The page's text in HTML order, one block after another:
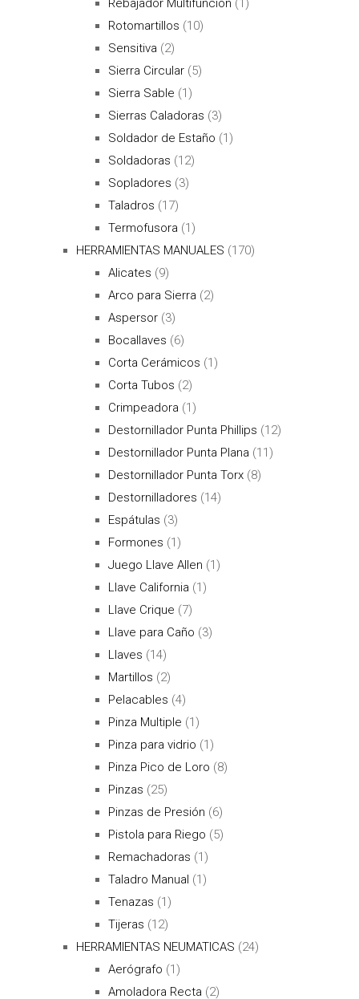
Rebajador Multifunción (1)
Rotomartillos (10)
Sensitiva (2)
Sierra Circular (5)
Sierra Sable (1)
Sierras Caladoras (3)
Soldador de Estaño (1)
Soldadoras (12)
Sopladores (3)
Taladros (17)
Termofusora (1)
HERRAMIENTAS MANUALES (170)
Alicates (9)
Arco para Sierra (2)
Aspersor (3)
Bocallaves (6)
Corta Cerámicos (1)
Corta Tubos (2)
Crimpeadora (1)
Destornillador Punta Phillips (12)
Destornillador Punta Plana (11)
Destornillador Punta Torx (8)
Destornilladores (14)
Espátulas (3)
Formones (1)
Juego Llave Allen (1)
Llave California (1)
Llave Crique (7)
Llave para Caño (3)
Llaves (14)
Martillos (2)
Pelacables (4)
Pinza Multiple (1)
Pinza para vidrio (1)
Pinza Pico de Loro (8)
Pinzas (25)
Pinzas de Presión (6)
Pistola para Riego (5)
Remachadoras (1)
Taladro Manual (1)
Tenazas (1)
Tijeras (12)
HERRAMIENTAS NEUMATICAS (24)
Aerógrafo (1)
Amoladora Recta (2)